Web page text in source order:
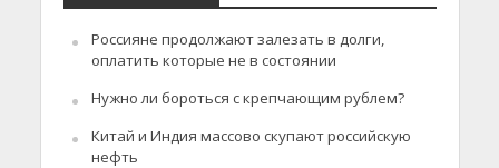
Россияне продолжают залезать в долги,
оплатить которые не в состоянии
Нужно ли бороться с крепчающим рублем?
Китай и Индия массово скупают российскую
нефть